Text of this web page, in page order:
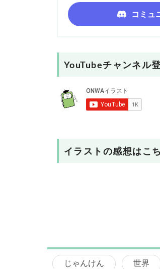
コミュ
YouTubeチャンネル
イラストの感想はこ
じゃんけん 世界